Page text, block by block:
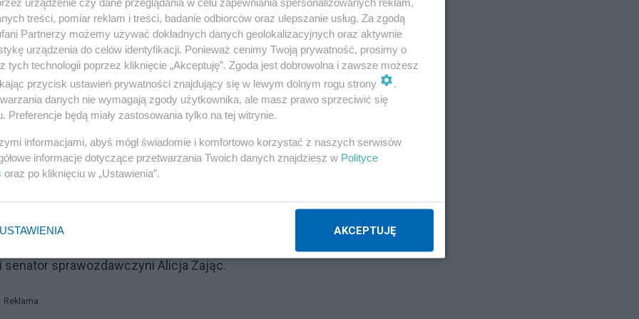
o czym mówił także pan minister, to rozwiązanie
już od dłuższego czasu i w zasadzie
poprawka sejmowa sprawiła, iż nie będzie to od 1
że to jest dobre rozwiązanie. Stąd były na
senator sprawozdawczyni Alicja Zając.
Reklama
GPS
Napisz notkę
treści, pomiar reklam i treści, badanie odbiorców oraz ulepszanie usług. Za zgodą
Partnerzy możemy używać dokładnych danych geolokalizacyjnych oraz aktywnie
urządzenia do celów identyfikacji. Ponieważ cenimy Twoją prywatność, prosimy o
tych technologii poprzez kliknięcie „Akceptuję”. Zgoda jest dobrowolna i zawsze możesz
przycisk ustawień prywatności znajdujący się w lewym dolnym rogu strony
.
danych nie wymagają zgody użytkownika, ale masz prawo sprzeciwić się
Preferencje będą miały zastosowania tylko na tej witrynie.
informacjami, abyś mógł świadomie i komfortowo korzystać z naszych serwisów
informacje dotyczące przetwarzania Twoich danych znajdziesz w Polityce
oraz po kliknięciu w „Ustawienia”.
USTAWIENIA AKCEPTUJĘ